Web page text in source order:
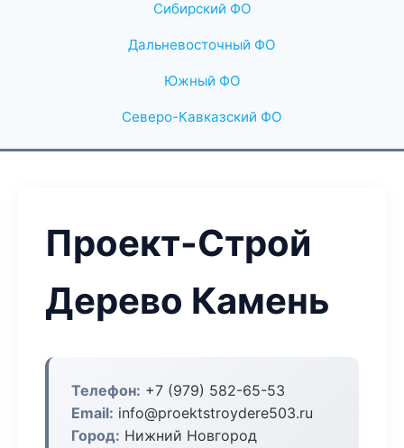
Сибирский ФО
Дальневосточный ФО
Южный ФО
Северо-Кавказский ФО
Проект-Строй
Дерево Камень
Телефон: +7 (979) 582-65-53
Email: info@proektstroydere503.ru
Город: Нижний Новгород